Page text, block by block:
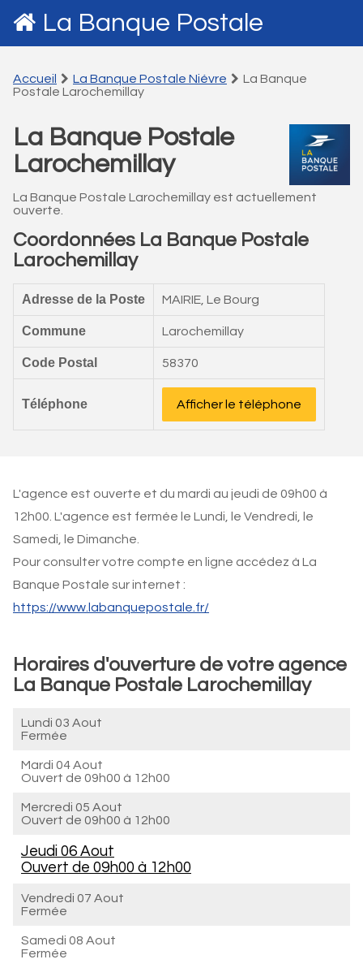
La Banque Postale
Accueil La Banque Postale Niévre
La Banque
Postale Larochemillay
La Banque Postale
Larochemillay
La Banque Postale Larochemillay est actuellement
ouverte.
Coordonnées La Banque Postale
Larochemillay
Adresse de la Poste MAIRIE, Le Bourg
Commune Larochemillay
Code Postal 58370
Téléphone Afficher le téléphone
L'agence est ouverte et du mardi au jeudi de 09h00 à
12h00. L'agence est fermée le Lundi, le Vendredi, le
Samedi, le Dimanche.
Pour consulter votre compte en ligne accédez à La
Banque Postale sur internet :
https://www.labanquepostale.fr/
Horaires d'ouverture de votre agence
La Banque Postale Larochemillay
Lundi 03 Aout
Fermée
Mardi 04 Aout
Ouvert de 09h00 à 12h00
Mercredi 05 Aout
Ouvert de 09h00 à 12h00
Jeudi 06 Aout
Ouvert de 09h00 à 12h00
Vendredi 07 Aout
Fermée
Samedi 08 Aout
Fermée